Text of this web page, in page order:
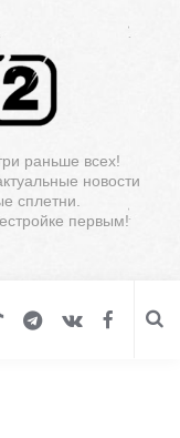
раньше всех!
новости
сплетни.
первым!